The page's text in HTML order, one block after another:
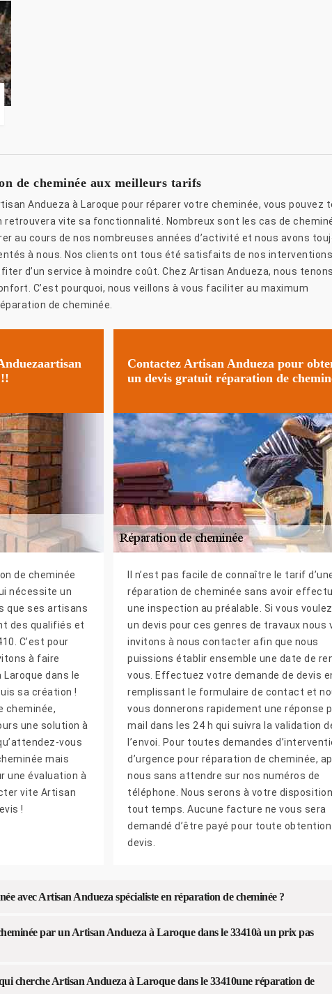
de cheminée aux meilleurs tarifs
Andueza à Laroque pour réparer votre cheminée, vous pouvez
vite sa fonctionnalité. Nombreux sont les cas de
au cours de nos nombreuses années d’activité et nous avons
à nous. Nos clients ont tous été satisfaits de nos
d’un service à moindre coût. Chez Artisan Andueza, nous
C’est pourquoi, nous veillons à vous faciliter au maximum
de cheminée.
de cheminée
nécessite un
que ses artisans
des qualifiés et
C’est pour
à faire
dans le
sa création !
cheminée,
une solution à
vous
mais
une évaluation à
vite Artisan
!
Contactez Artisan Andueza pour
un devis gratuit réparation de
Il n’est pas facile de connaître le tarif
réparation de cheminée sans avoir
une inspection au préalable. Si vous
un devis pour ces genres de travaux nous
invitons à nous contacter afin que nous
puissions établir ensemble une date de
vous. Effectuez votre demande de devis
remplissant le formulaire de contact et
vous donnerons rapidement une réponse
mail dans les 24 h qui suivra la validation
l’envoi. Pour toutes demandes
d’urgence pour réparation de cheminée,
nous sans attendre sur nos numéros de
téléphone. Nous serons à votre
tout temps. Aucune facture ne vous sera
demandé d’être payé pour toute obtention
devis.
avec Artisan Andueza spécialiste en réparation de cheminée ?
par un Artisan Andueza à Laroque dans le 33410à un prix pas
cherche Artisan Andueza à Laroque dans le 33410une réparation de